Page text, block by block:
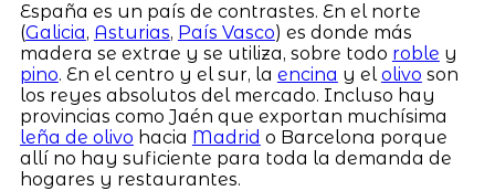
España es un país de contrastes. En el norte
(Galicia, Asturias, País Vasco) es donde más
madera se extrae y se utiliza, sobre todo roble y
pino. En el centro y el sur, la encina y el olivo son
los reyes absolutos del mercado. Incluso hay
provincias como Jaén que exportan muchísima
leña de olivo hacia Madrid o Barcelona porque
allí no hay suficiente para toda la demanda de
hogares y restaurantes.